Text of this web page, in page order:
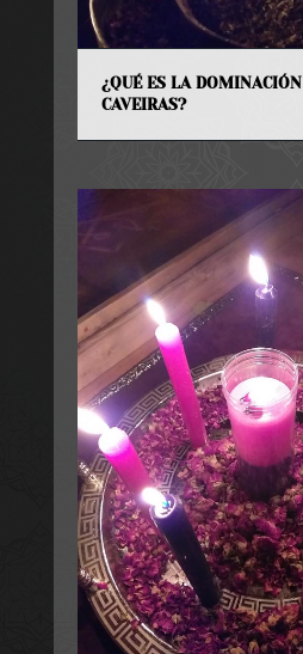
¿QUÉ ES LA DOMINACIÓN
CAVEIRAS?